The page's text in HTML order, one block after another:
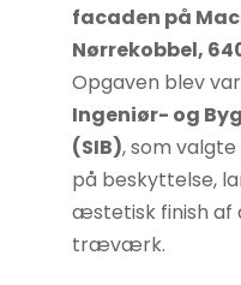
facaden på
Nørrekobbel,
Opgaven blev
Ingeniør- og
(SIB), som
på beskyttelse,
æstetisk finish af
træværk.
Nødvendige
Disse cookies